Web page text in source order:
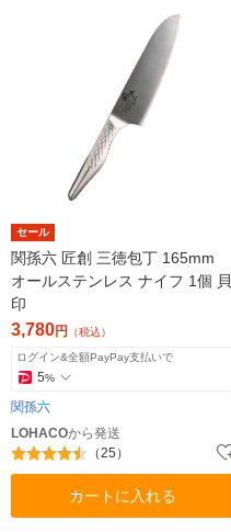
セール
関孫六 匠創 三徳包丁 165mm
オールステンレス ナイフ 1個 貝
印
3,780円 （税込）
ログイン&全額PayPay支払いで
5%
関孫六
LOHACOから発送
（25）
カートに入れる